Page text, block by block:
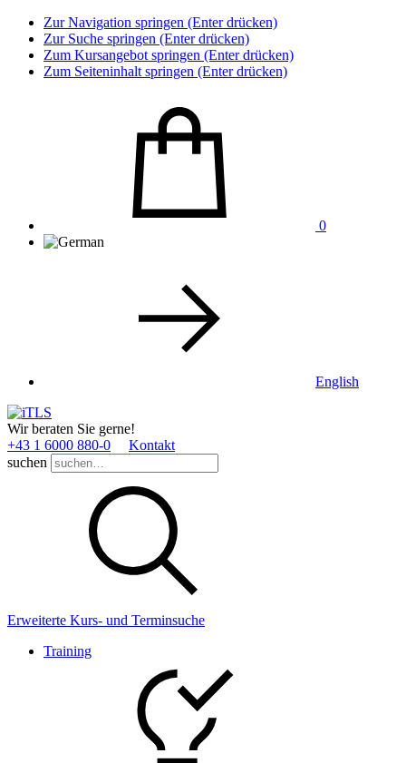
Zur Navigation springen (Enter drücken)
Zur Suche springen (Enter drücken)
Zum Kursangebot springen (Enter drücken)
Zum Seiteninhalt springen (Enter drücken)
0
English
Wir beraten Sie gerne!
+43 1 6000 880­-0
Kontakt
suchen
Erweiterte Kurs- und Terminsuche
Training